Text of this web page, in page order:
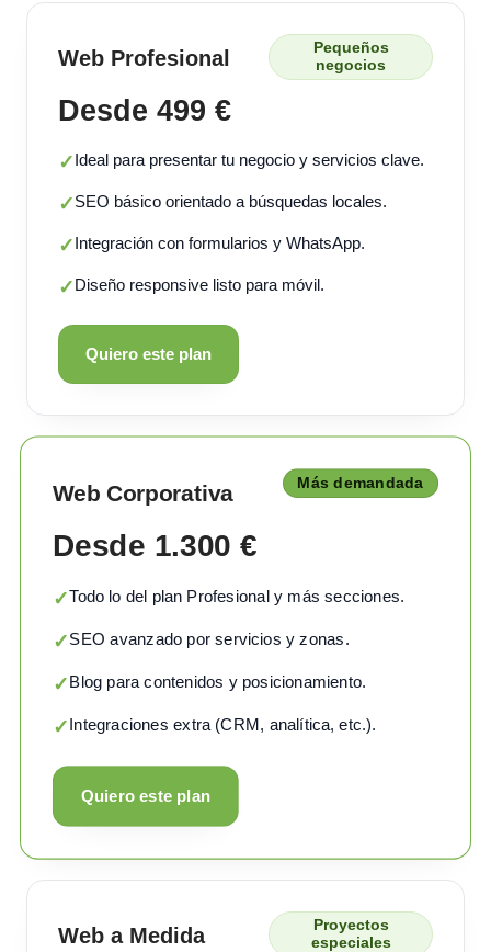
Web Profesional
Pequeños
negocios
Desde 499 €
✓Ideal para presentar tu negocio y servicios clave.
✓SEO básico orientado a búsquedas locales.
✓Integración con formularios y WhatsApp.
✓Diseño responsive listo para móvil.
Quiero este plan
Web Corporativa Más demandada
Desde 1.300 €
✓Todo lo del plan Profesional y más secciones.
✓SEO avanzado por servicios y zonas.
✓Blog para contenidos y posicionamiento.
✓Integraciones extra (CRM, analítica, etc.).
Quiero este plan
Web a Medida
Proyectos
especiales